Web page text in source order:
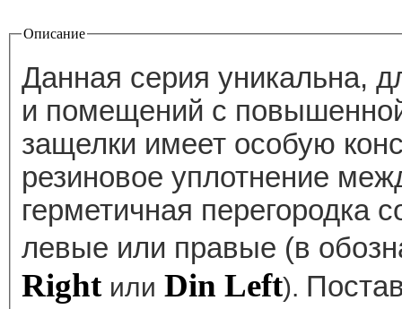
Описание
Данная серия уникальна,
и помещений с
защелки имеет особую
резиновое уплотнение
герметичная
левые или правые (в
Right или Din Left).